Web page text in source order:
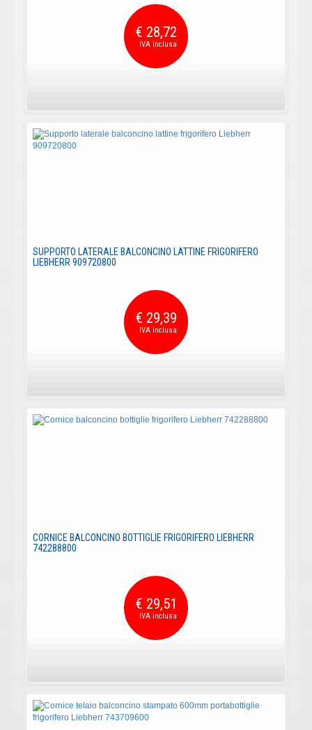
€ 28,72
SUPPORTO LATERALE BALCONCINO LATTINE FRIGORIFERO
LIEBHERR 909720800
€ 29,39
CORNICE BALCONCINO BOTTIGLIE FRIGORIFERO LIEBHERR
742288800
€ 29,51